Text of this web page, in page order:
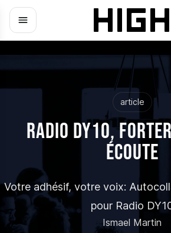
article
RADIO DY10,
ÉCOUTE
Votre adhésif, votre voix:
pour Radio
Ismael Martin